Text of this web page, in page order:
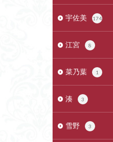
宇佐美 174
江宮 8
菜乃葉 1
湊 3
雪野 3